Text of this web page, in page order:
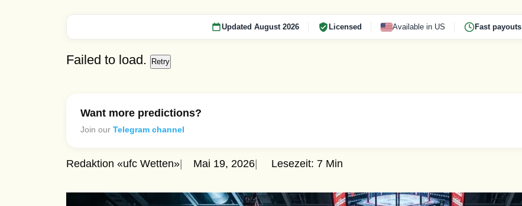
Updated August 2026 Licensed Available in US Fast payouts
Failed to load. Retry
Want more predictions?
Join ourTelegram channel
Redaktion «ufc Wetten» Mai 19, 2026 Lesezeit: 7 Min